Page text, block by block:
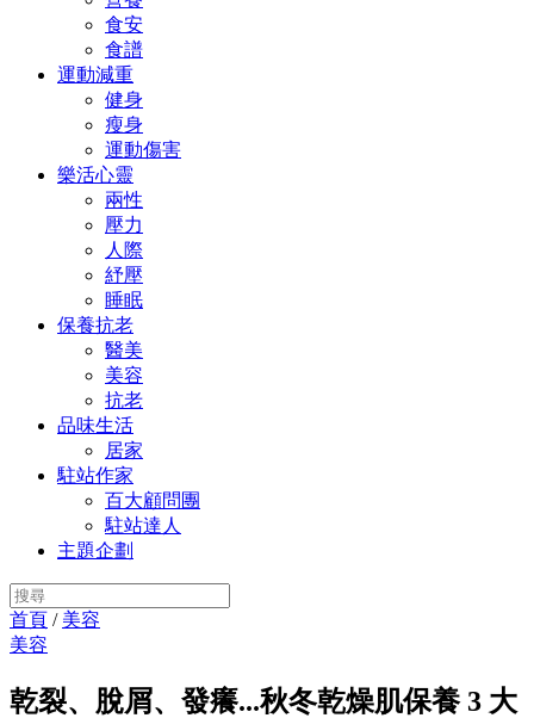
食安
食譜
運動減重
健身
瘦身
運動傷害
樂活心靈
兩性
壓力
人際
紓壓
睡眠
保養抗老
醫美
美容
抗老
品味生活
居家
駐站作家
百大顧問團
駐站達人
主題企劃
首頁 / 美容
美容
乾裂、脫屑、發癢...秋冬乾燥肌保養 3 大